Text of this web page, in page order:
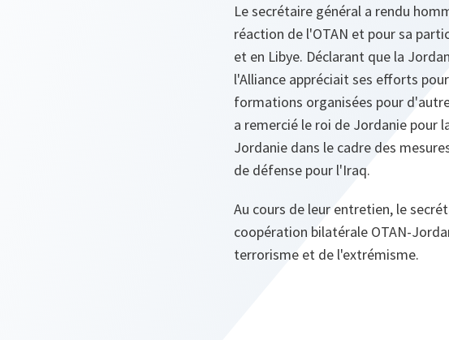
Le secrétaire général a rendu
réaction de l'OTAN et pour sa
et en Libye. Déclarant que la
l'Alliance appréciait ses efforts
formations organisées pour
a remercié le roi de Jordanie pour
Jordanie dans le cadre des
de défense pour l'Iraq.
Au cours de leur entretien, le
coopération bilatérale OTAN-
terrorisme et de l'extrémisme.